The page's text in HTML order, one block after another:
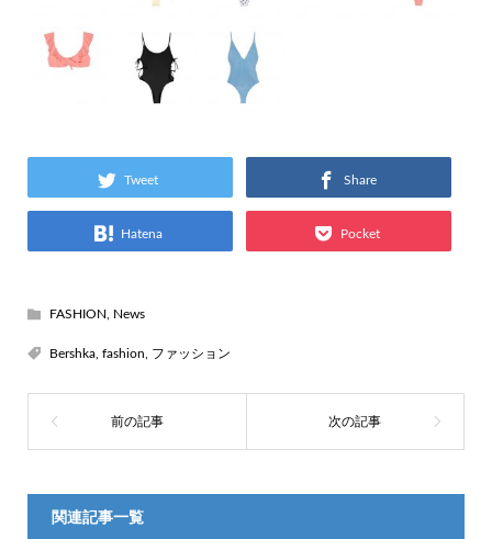
Tweet Share
Hatena Pocket
FASHION News
Bershka, fashion ファッション
関連記事一覧